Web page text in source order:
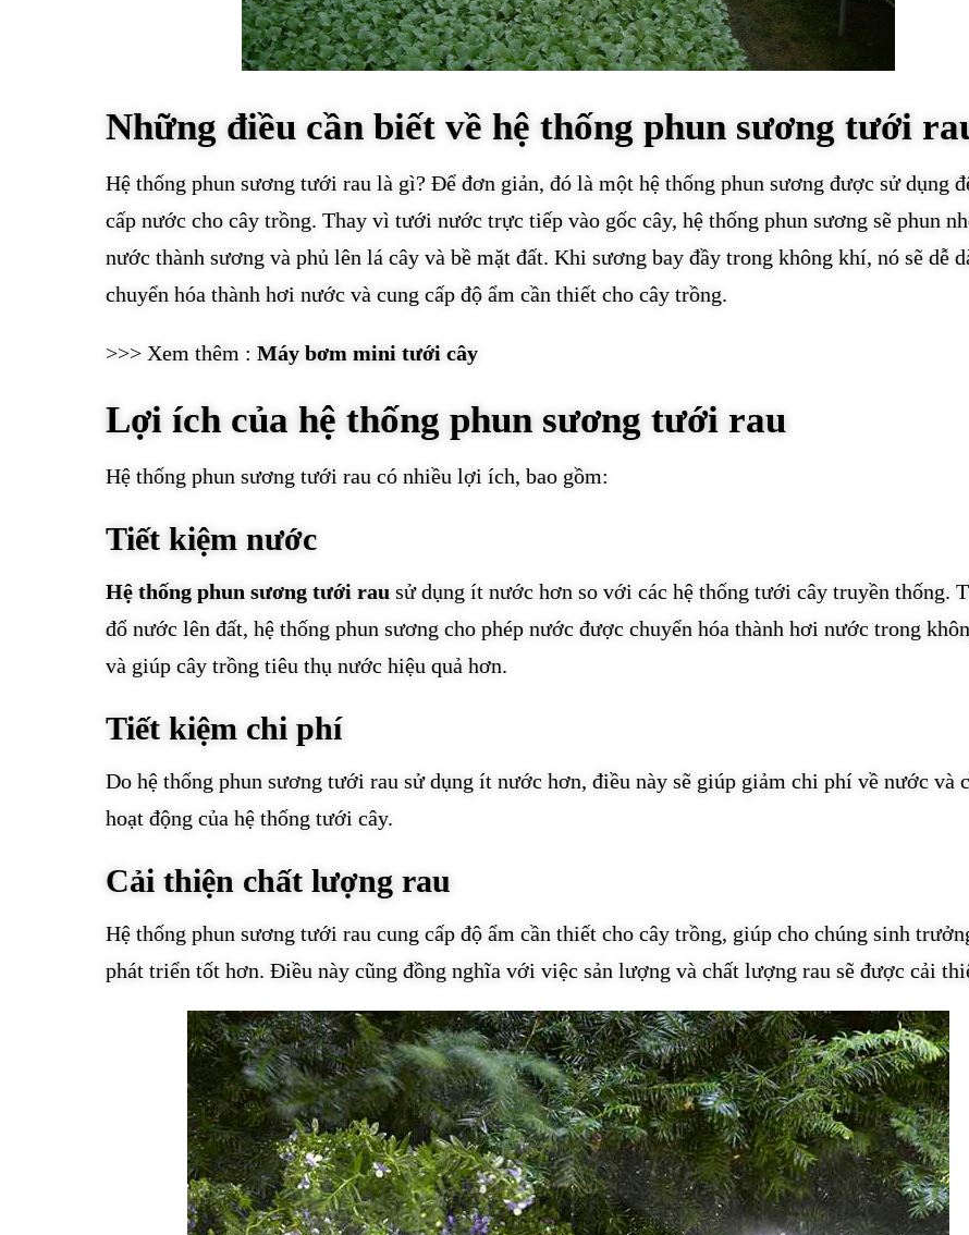
Những điều cần biết về hệ thống phun sương tưới
Hệ thống phun sương tưới rau là gì? Để đơn giản, đó là một hệ thống phun sương được sử dụng
cấp nước cho cây trồng. Thay vì tưới nước trực tiếp vào gốc cây, hệ thống phun sương sẽ phun
nước thành sương và phủ lên lá cây và bề mặt đất. Khi sương bay đầy trong không khí, nó sẽ dễ
chuyển hóa thành hơi nước và cung cấp độ ẩm cần thiết cho cây trồng.
>>> Xem thêm : Máy bơm mini tưới cây
Lợi ích của hệ thống phun sương tưới rau
Hệ thống phun sương tưới rau có nhiều lợi ích, bao gồm:
Tiết kiệm nước
Hệ thống phun sương tưới rau sử dụng ít nước hơn so với các hệ thống tưới cây truyền thống.
đổ nước lên đất, hệ thống phun sương cho phép nước được chuyển hóa thành hơi nước trong
và giúp cây trồng tiêu thụ nước hiệu quả hơn.
Tiết kiệm chi phí
Do hệ thống phun sương tưới rau sử dụng ít nước hơn, điều này sẽ giúp giảm chi phí về nước và
hoạt động của hệ thống tưới cây.
Cải thiện chất lượng rau
Hệ thống phun sương tưới rau cung cấp độ ẩm cần thiết cho cây trồng, giúp cho chúng sinh
phát triển tốt hơn. Điều này cũng đồng nghĩa với việc sản lượng và chất lượng rau sẽ được cải